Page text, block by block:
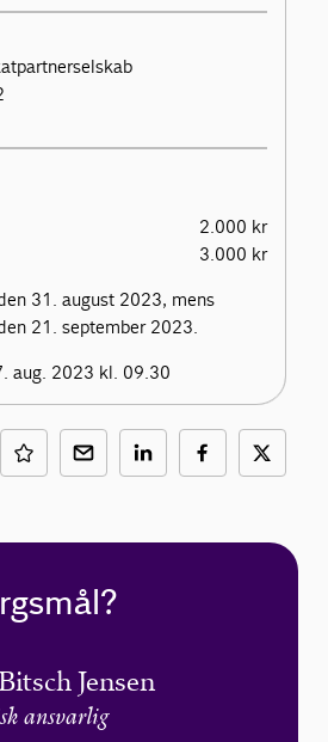
2.000 kr
3.000 kr
31. august 2023, mens
21. september 2023.
aug. 2023 kl. 09.30
Jensen
ansvarlig